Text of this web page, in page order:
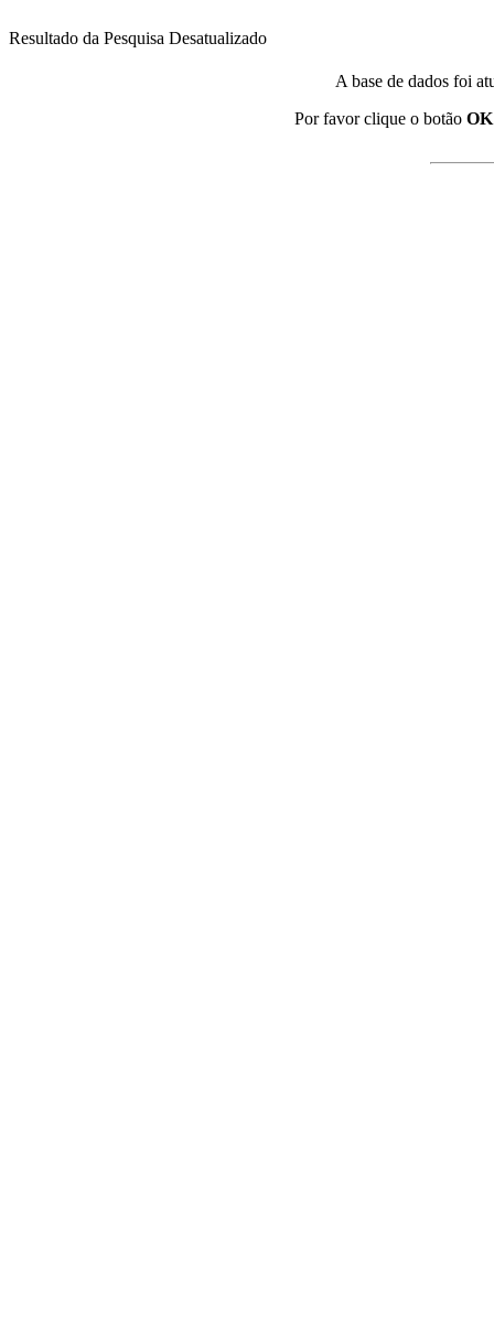
Resultado da Pesquisa Desatualizado
A base de dados foi
Por favor clique o botão OK